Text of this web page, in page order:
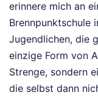
erinnere mich an
Brennpunktschule
Jugendlichen, die
einzige Form von
Strenge, sondern
die selbst dann